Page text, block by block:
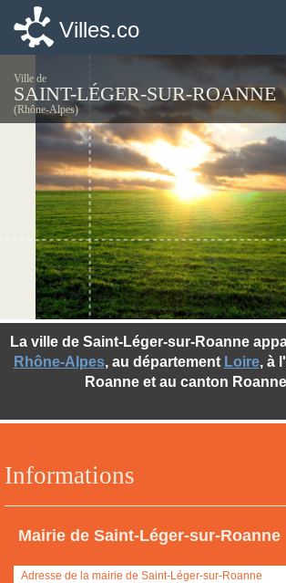
Villes.co
Ville de
SAINT-LÉGER-SUR-ROANNE
(Rhône-Alpes)
Informations
Mairie de Saint-Léger-sur-Roanne
Adresse de la mairie de Saint-Léger-sur-Roanne
La ville de Saint-Léger-sur-Roanne
Rhône-Alpes, au département Loire, à
Roanne et au canton
Villes.co